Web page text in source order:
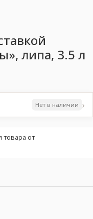
липа, 3.5 л
Нет в наличии ›
товара от